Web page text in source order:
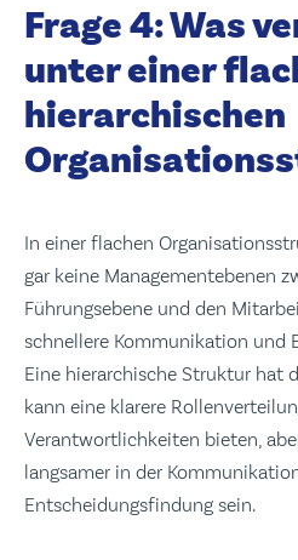
Frage 4: Was
unter einer
hierarchischen
In einer flachen
gar keine Managementebenen
Führungsebene und den
schnellere Kommunikation und
Eine hierarchische Struktur hat
kann eine klarere
Verantwortlichkeiten bieten,
langsamer in der
Entscheidungsfindung sein.